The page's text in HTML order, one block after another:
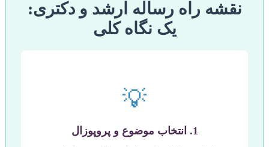
نقشه راه رساله ارشد و دکتری:
یک نگاه کلی
💡
1. انتخاب موضوع و پروپوزال